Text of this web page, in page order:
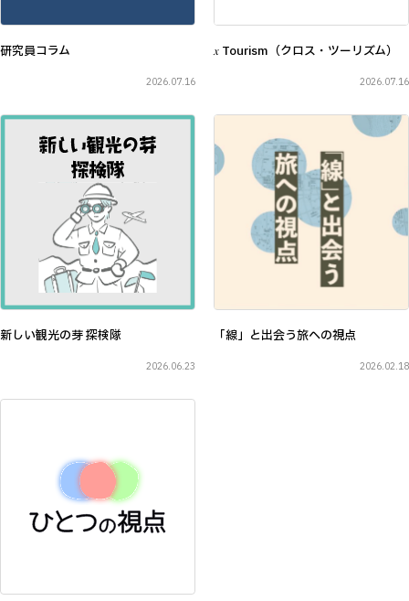
研究員コラム
2026.07.16
𝑥 Tourism（クロス・ツーリズム）
2026.07.16
新しい観光の芽 探検隊
2026.06.23
「線」と出会う旅への視点
2026.02.18